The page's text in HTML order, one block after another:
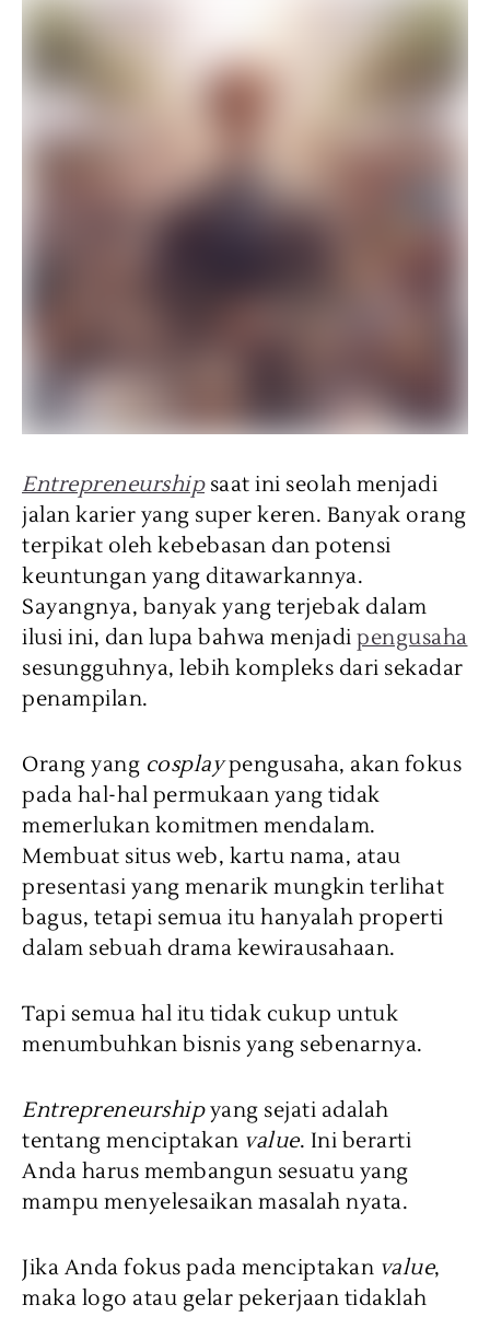
Entrepreneurshipsaat ini seolah menjadi
jalan karier yang super keren. Banyak orang
terpikat oleh kebebasan dan potensi
keuntungan yang ditawarkannya.
Sayangnya, banyak yang terjebak dalam
ilusi ini, dan lupa bahwa menjadi pengusaha
sesungguhnya, lebih kompleks dari sekadar
penampilan.
Orang yang cosplaypengusaha, akan fokus
pada hal-hal permukaan yang tidak
memerlukan komitmen mendalam.
Membuat situs web, kartu nama, atau
presentasi yang menarik mungkin terlihat
bagus, tetapi semua itu hanyalah properti
dalam sebuah drama kewirausahaan.
Tapi semua hal itu tidak cukup untuk
menumbuhkan bisnis yang sebenarnya.
Entrepreneurshipyang sejati adalah
tentang menciptakan value. Ini berarti
Anda harus membangun sesuatu yang
mampu menyelesaikan masalah nyata.
Jika Anda fokus pada menciptakan value,
maka logo atau gelar pekerjaan tidaklah